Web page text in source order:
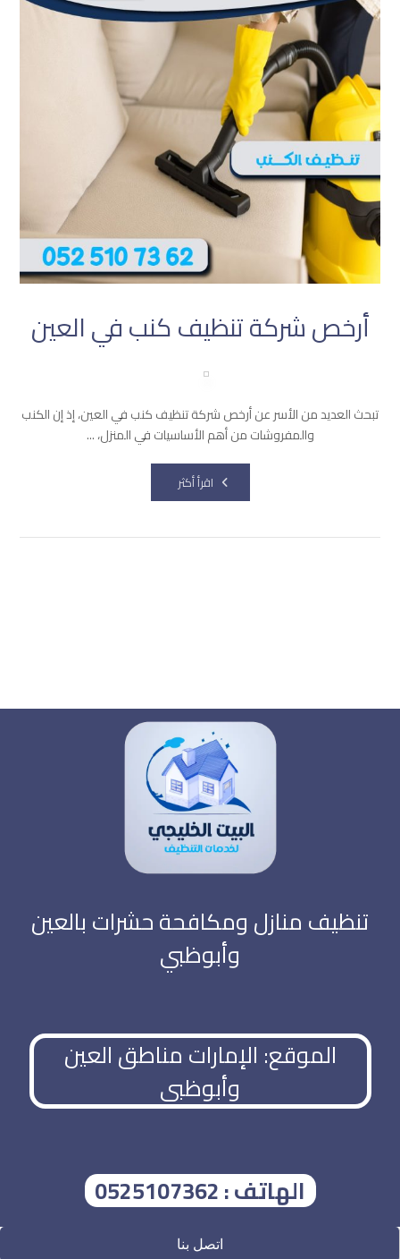
اتصل بنا
أرخص شركة تنظيف كنب في العين
تبحث العديد من الأسر عن أرخص شركة تنظيف كنب في العين، إذ إن الكنب
والمفروشات من أهم الأساسيات في المنزل، ...
اقرأ أكثر
تنظيف منازل ومكافحة حشرات بالعين
وأبوظبي
الموقع: الإمارات مناطق العين
وأبوظبي
الهاتف : 0525107362